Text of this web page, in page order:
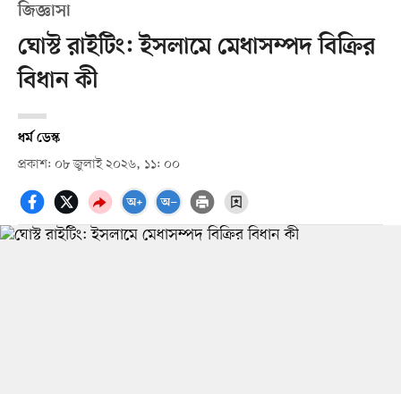
জিজ্ঞাসা
ঘোস্ট রাইটিং: ইসলামে মেধাসম্পদ বিক্রির
বিধান কী
ধর্ম ডেস্ক
প্রকাশ: ০৮ জুলাই ২০২৬, ১১: ০০